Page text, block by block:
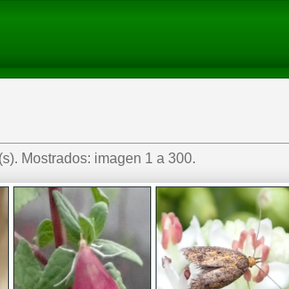
Mostrados: imagen 1 a 300.